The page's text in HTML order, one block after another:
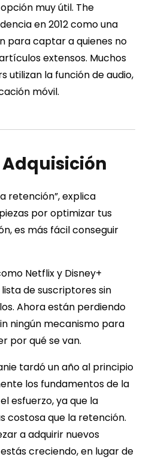
muy útil. The
en 2012 como una
para captar a quienes no
extensos. Muchos
utilizan la función de audio,
móvil.
Adquisición
retención”, explica
por optimizar tus
es más fácil conseguir
Netflix y Disney+
de suscriptores sin
Ahora están perdiendo
ningún mecanismo para
por qué se van.
tardó un año al principio
los fundamentos de la
esfuerzo, ya que la
costosa que la retención.
a adquirir nuevos
creciendo, en lugar de